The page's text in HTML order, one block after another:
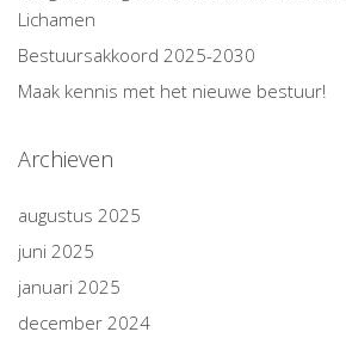
Lichamen
Bestuursakkoord 2025-2030
Maak kennis met het nieuwe bestuur!
Archieven
augustus 2025
juni 2025
januari 2025
december 2024